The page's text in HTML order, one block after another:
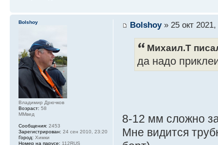
Bolshoy» 25 окт 2021,
Михаил.Т
да надо
8-12 мм сложно
Мне видится
Bolshoy
Владимир Дрючков
Возраст: 58
ММвед
Сообщения: 2453
Зарегистрирован: 24 сен 2010, 23:20
Город: Химки
Номер на парусе: 112RUS